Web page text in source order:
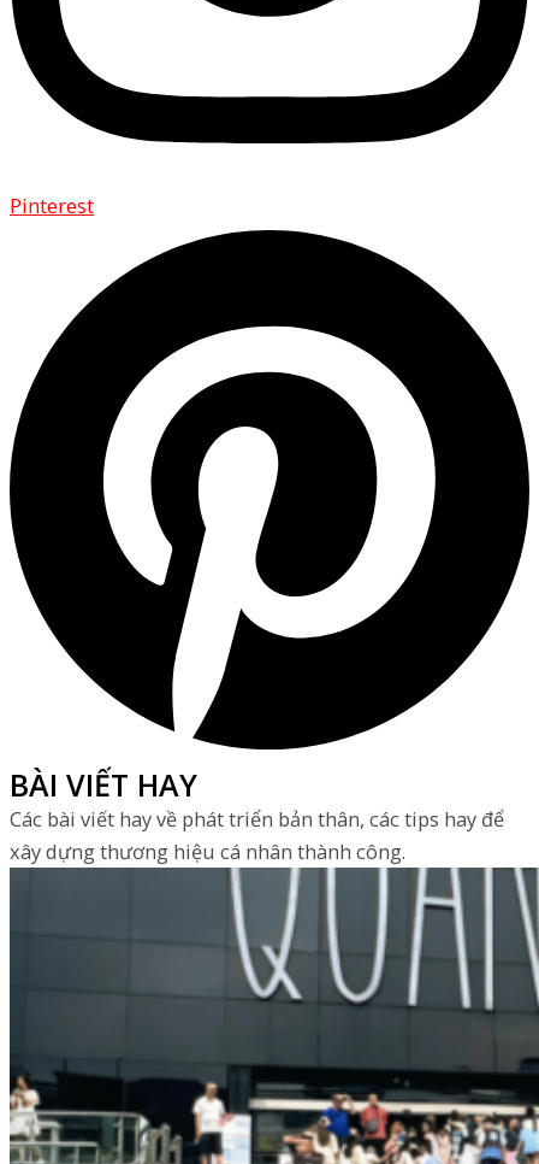
Pinterest
BÀI VIẾT HAY
Các bài viết hay về phát triển bản thân, các tips hay để
xây dựng thương hiệu cá nhân thành công.